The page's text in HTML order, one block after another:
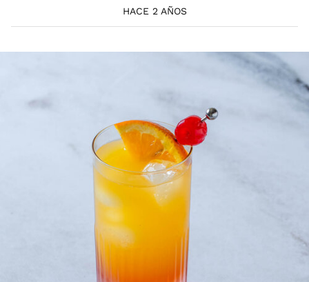
HACE 2 AÑOS